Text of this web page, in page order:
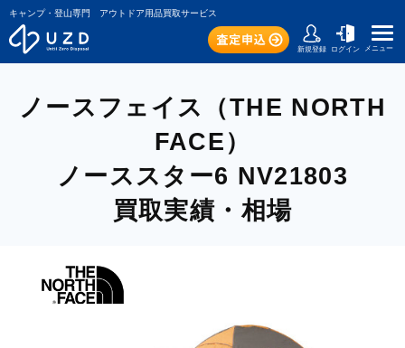
キャンプ・登山専門 アウトドア用品買取サービス
新規登録 ログイン メニュー
ノースフェイス（THE NORTH
FACE）
ノーススター6 NV21803
買取実績・相場